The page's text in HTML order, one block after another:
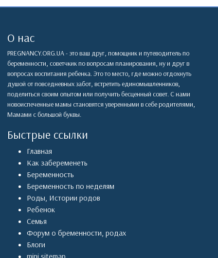
О нас
PREGNANCY.ORG.UA - это ваш друг, помощник и путеводитель по
беременности, советчкик по вопросам планирования, ну и друг в
вопросах воспитания ребенка. Это то место, где можно отдохнуть
душой от повседневных забот, встретить единомышленников,
поделиться своим опытом или получить бесценный совет. С нами
новоиспеченные мамы становятся уверенными в себе родителями,
Мамами с большой буквы.
Быстрые ссылки
Главная
Как забеременеть
Беременность
Беременность по неделям
Роды, Истории родов
Ребенок
Семья
Форум о бременности, родах
Блоги